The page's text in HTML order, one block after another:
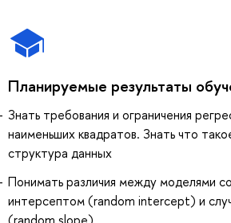
Планируемые результаты
Знать требования и ограничения
наименьших квадратов. Знать что
структура данных
Понимать различия между моделями
интерсептом (random intercept) и